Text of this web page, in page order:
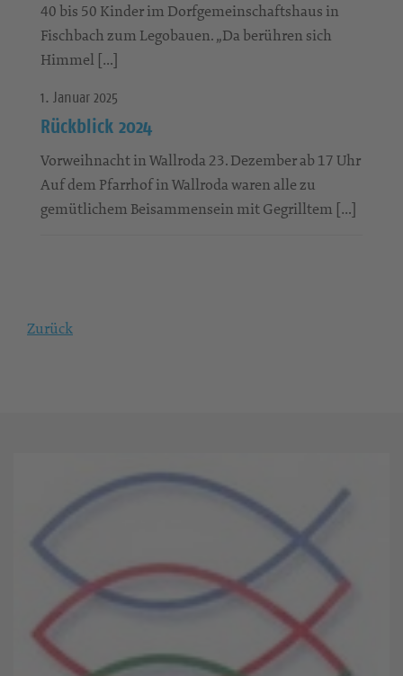
40 bis 50 Kinder im Dorfgemeinschaftshaus in
Fischbach zum Legobauen. „Da berühren sich
Himmel […]
1. Januar 2025
Rückblick 2024
Vorweihnacht in Wallroda 23. Dezember ab 17 Uhr
Auf dem Pfarrhof in Wallroda waren alle zu
gemütlichem Beisammensein mit Gegrilltem […]
Zurück